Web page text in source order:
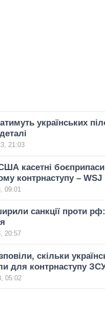
українських
21:03
касетні
контрнаступу – WSJ
09:01
санкції проти рф:
20:57
скільки
для контрнаступу
05:02